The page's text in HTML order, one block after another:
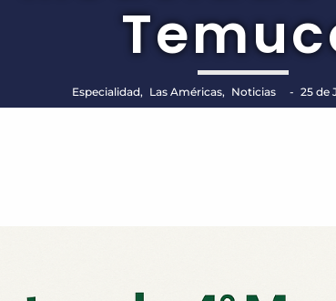
Especialidad, Las Américas, Noticias - 25 de